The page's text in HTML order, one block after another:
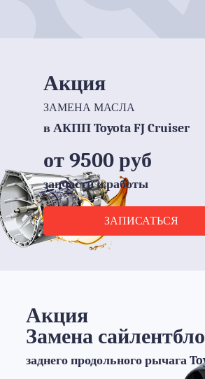
Акция
ЗАМЕНА МАСЛА
в АКПП Toyota FJ Cruiser
от 9500 руб
запчасти и работы
ЗАПИСАТЬСЯ
Акция
Замена
заднего продольного рычага